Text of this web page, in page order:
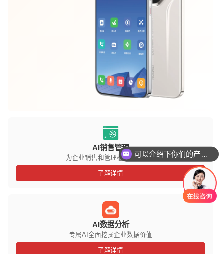
AI销售管理
为企业销售和管理植入数据基因
了解详情
AI数据分析
专属AI全面挖掘企业数据价值
了解详情
可以介绍下你们的产品么
你们是怎么收费的呢